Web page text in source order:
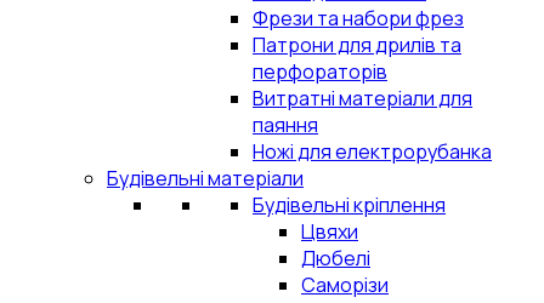
Фрези та набори фрез
Патрони для дрилів та
перфораторів
Витратні матеріали для
паяння
Ножі для електрорубанка
Будівельні матеріали
Будівельні кріплення
Цвяхи
Дюбелі
Саморізи